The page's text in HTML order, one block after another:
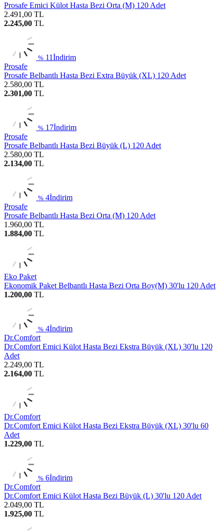
Prosafe Emici Külot Hasta Bezi Orta (M) 120 Adet
2.491,00 TL
2.245,00 TL
% 11İndirim
Prosafe
Prosafe Belbantlı Hasta Bezi Extra Büyük (XL) 120 Adet
2.580,00 TL
2.301,00 TL
% 17İndirim
Prosafe
Prosafe Belbantlı Hasta Bezi Büyük (L) 120 Adet
2.580,00 TL
2.134,00 TL
% 4İndirim
Prosafe
Prosafe Belbantlı Hasta Bezi Orta (M) 120 Adet
1.960,00 TL
1.884,00 TL
Eko Paket
Ekonomik Paket Belbantlı Hasta Bezi Orta Boy(M) 30'lu 120 Adet
1.200,00 TL
% 4İndirim
Dr.Comfort
Dr.Comfort Emici Külot Hasta Bezi Ekstra Büyük (XL) 30'lu 120
Adet
2.249,00 TL
2.164,00 TL
Dr.Comfort
Dr.Comfort Emici Külot Hasta Bezi Ekstra Büyük (XL) 30'lu 60
Adet
1.229,00 TL
% 6İndirim
Dr.Comfort
Dr.Comfort Emici Külot Hasta Bezi Büyük (L) 30'lu 120 Adet
2.049,00 TL
1.925,00 TL